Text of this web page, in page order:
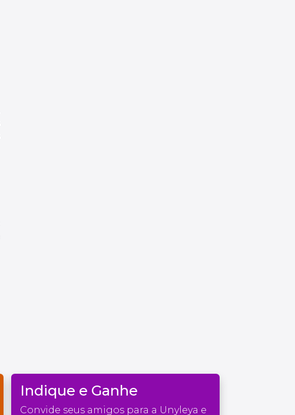
Indique e Ganhe
Convide seus amigos para a Unyleya e